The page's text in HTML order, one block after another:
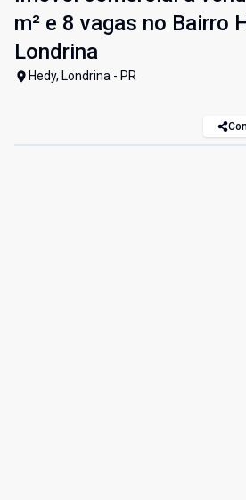
m² e 8 vagas no Bairro
Londrina
Hedy, Londrina - PR